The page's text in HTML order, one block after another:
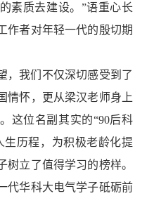
素质去建设。 ”语重心长
作者对年轻一代的殷切期
，我们不仅深切感受到了
情怀，更从梁汉老师身上
这位名副其实的“90后科
生历程，为积极老龄化提
树立了值得学习的榜样。
代华科大电气学子砥砺前